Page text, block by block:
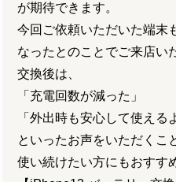
が期待できます。
今回ご依頼いただいた端末
なったとのことでご来店い
交換後は、
「充電回数が減った」
「外出時も安心して使える
といったお声をいただくこ
使い続けたい方にもおすす